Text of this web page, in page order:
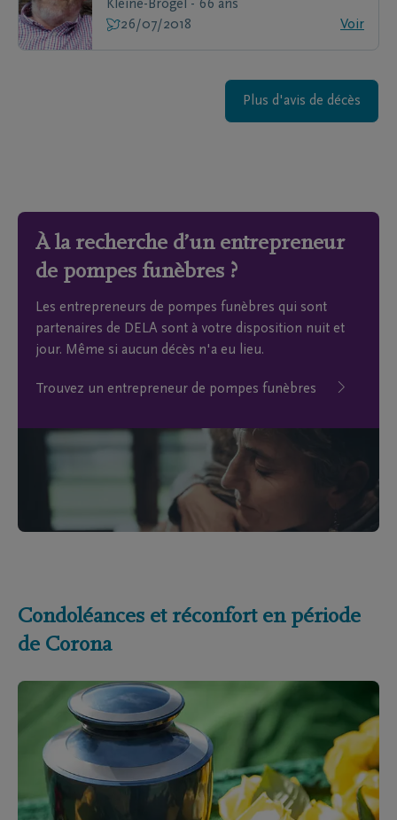
Kleine-Brogel - 66 ans
26/07/2018
Voir
Plus d'avis de décès
À la recherche d’un entrepreneur
de pompes funèbres ?
Les entrepreneurs de pompes funèbres qui sont
partenaires de DELA sont à votre disposition nuit et
jour. Même si aucun décès n'a eu lieu.
Trouvez un entrepreneur de pompes funèbres
Condoléances et réconfort en période
de Corona